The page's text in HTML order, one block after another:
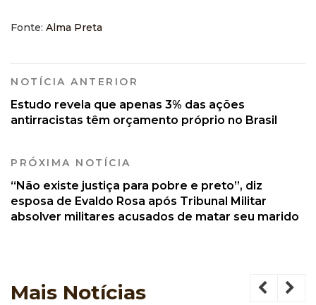
Fonte: Alma Preta
NOTÍCIA ANTERIOR
Estudo revela que apenas 3% das ações
antirracistas têm orçamento próprio no Brasil
PRÓXIMA NOTÍCIA
“Não existe justiça para pobre e preto”, diz
esposa de Evaldo Rosa após Tribunal Militar
absolver militares acusados de matar seu marido
Mais Notícias